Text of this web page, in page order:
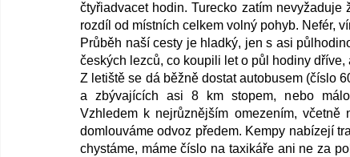
čtyřiadvacet hodin. Turecko zatím
rozdíl od místních celkem volný pohyb. Nefér,
Průběh naší cesty je hladký, jen s asi
českých lezců, co koupili let o půl hodiny
Z letiště se dá běžně dostat autobusem (číslo
a zbývajících asi 8 km stopem, nebo málo
Vzhledem k nejrůznějším omezením,
domlouváme odvoz předem. Kempy nabízejí
chystáme, máme číslo na taxikáře ani ne za